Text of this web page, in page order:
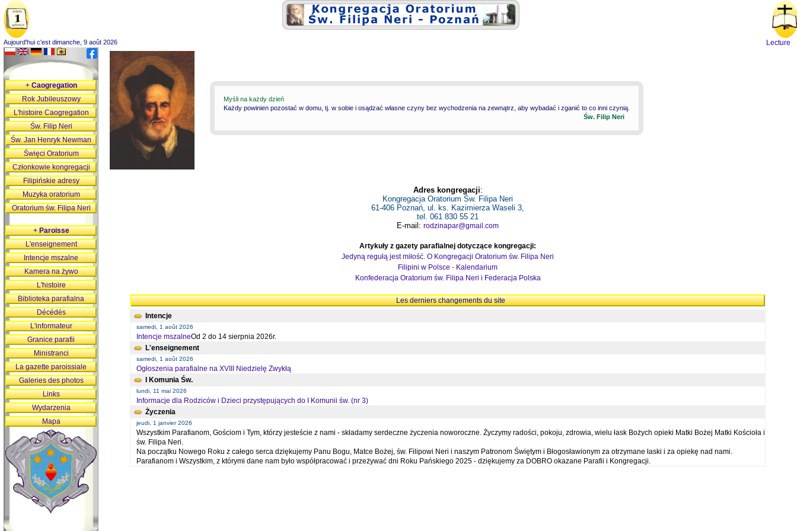
Aujourd'hui c'est dimanche, 9 août 2026 Lecture
Myśli na każdy dzień
Każdy powinien pozostać w domu, tj. w sobie i osądzać własne czyny bez wychodzenia na zewnątrz, aby wybadać i zganić to co inni czynią.
Św. Filip Neri
Adres kongregacji:
Kongregacja Oratorium Św. Filipa Neri
61-406 Poznań, ul. ks. Kazimierza Waseli 3,
tel. 061 830 55 21
E-mail: rodzinapar@gmail.com
Artykuły z gazety parafialnej dotyczące kongregacji:
Jedyną regułą jest miłość. O Kongregacji Oratorium św. Filipa Neri
Filipini w Polsce - Kalendarium
Konfederacja Oratorium św. Filipa Neri i Federacja Polska
Les derniers changements du site
Intencje
samedi, 1 août 2026
Intencje mszalneOd 2 do 14 sierpnia 2026r.
L'enseignement
samedi, 1 août 2026
Ogłoszenia parafialne na XVIII Niedzielę Zwykłą
I Komunia Św.
lundi, 11 mai 2026
Informacje dla Rodziców i Dzieci przystępujących do I Komunii św. (nr 3)
Życzenia
jeudi, 1 janvier 2026
Wszystkim Parafianom, Gościom i Tym, którzy jesteście z nami - składamy serdeczne życzenia noworoczne. Życzymy radości, pokoju, zdrowia, wielu łask Bożych opieki Matki Bożej Matki Kościoła i
św. Filipa Neri.
Na początku Nowego Roku z całego serca dziękujemy Panu Bogu, Matce Bożej, św. Filipowi Neri i naszym Patronom Świętym i Błogosławionym za otrzymane łaski i za opiekę nad nami.
Parafianom i Wszystkim, z którymi dane nam było współpracować i przeżywać dni Roku Pańskiego 2025 - dziękujemy za DOBRO okazane Parafii i Kongregacji.
+Caogregation
Rok Jubileuszowy
L'histoire Caogregation
Św. Filip Neri
Św. Jan Henryk Newman
Święci Oratorium
Członkowie kongregacji
Filipińskie adresy
Muzyka oratorium
Oratorium św. Filipa Neri
+Paroisse
L'enseignement
Intencje mszalne
Kamera na żywo
L'histoire
Biblioteka parafialna
Décédés
L'informateur
Granice parafii
Ministranci
La gazette paroissiale
Galeries des photos
Links
Wydarzenia
Mapa